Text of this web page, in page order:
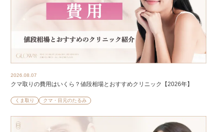
2026.08.07
クマ取りの費用はいくら？値段相場とおすすめクリニック【2026年】
くま取り クマ・目元のたるみ